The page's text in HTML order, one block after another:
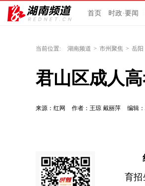
首页 时政·要闻
当前位置: 湖南频道 > 市州聚焦 > 岳阳
君山区成人
来源：红网 作者：王琼 戴丽萍 编辑
育招